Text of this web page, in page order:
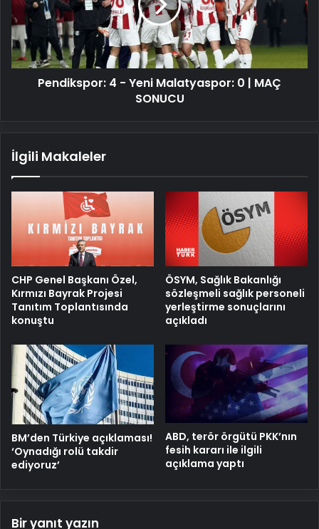
Malatyaspor:
0
|
MAÇ
SONUCU
Pendikspor: 4 - Yeni Malatyaspor: 0 | MAÇ
SONUCU
İlgili Makaleler
CHP Genel Başkanı Özel,
Kırmızı Bayrak Projesi
Tanıtım Toplantısında
konuştu
ÖSYM, Sağlık Bakanlığı
sözleşmeli sağlık personeli
yerleştirme sonuçlarını
açıkladı
BM’den Türkiye açıklaması!
‘Oynadığı rolü takdir
ediyoruz’
ABD, terör örgütü PKK’nın
fesih kararı ile ilgili
açıklama yaptı
Bir yanıt yazın